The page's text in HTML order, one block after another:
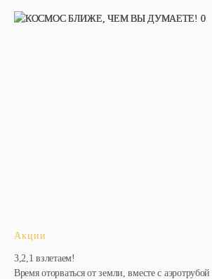
Акции
3,2,1 взлетаем!
Время оторваться от земли, вместе с